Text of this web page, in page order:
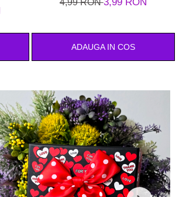
4,99 RON3,99 RON
ADAUGA IN COS